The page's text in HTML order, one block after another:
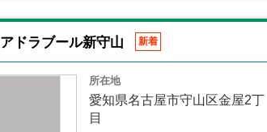
アドラブール新守山 新着
所在地
愛知県名古屋市守山区金屋2丁
目